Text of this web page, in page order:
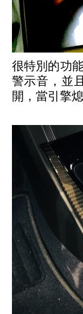
很特別的功
警示音，並
開，當引擎